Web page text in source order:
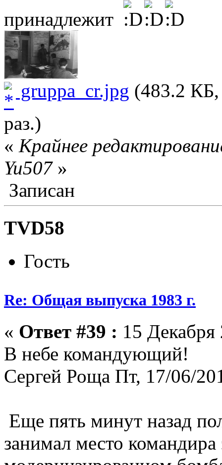
принадлежит
gruppa_cr.jpg (483.2 КБ,
раз.)
« Крайнее
Yu507»
Записан
TVD58
Гость
Re: Общая выпуска 1983 г.
« Ответ #39 : 15
В небе командующий!
Сергей Роща Пт, 17/06/
Еще пять минут назад
занимал место